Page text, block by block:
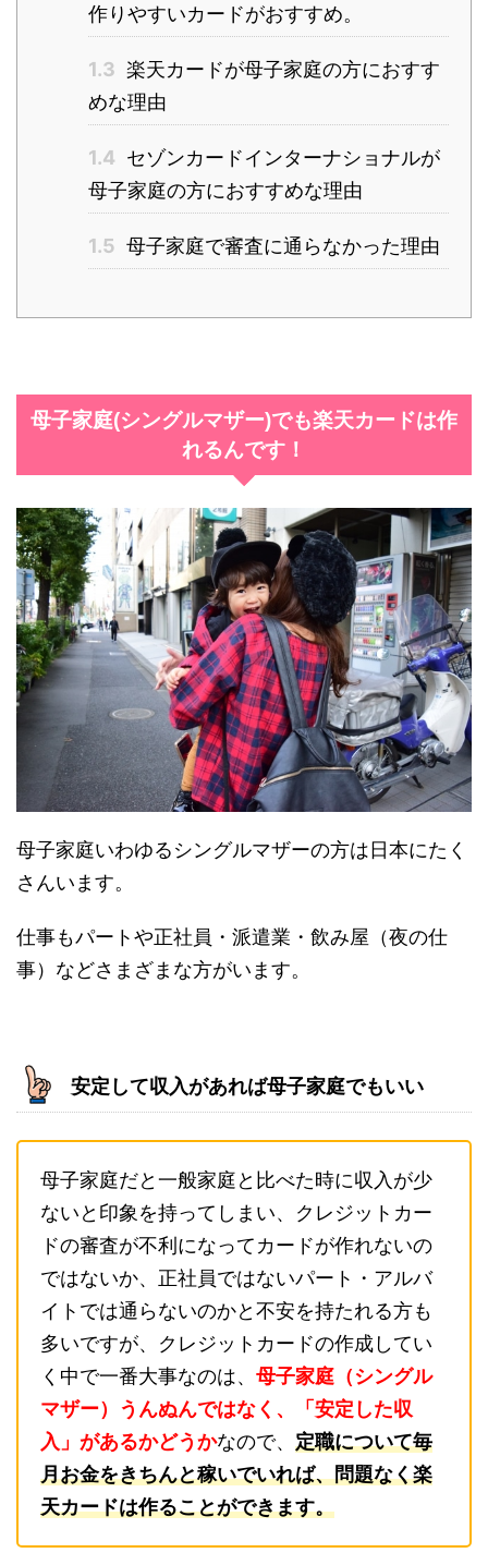
作りやすいカードがおすすめ。
1.3 楽天カードが母子家庭の方におすす
めな理由
1.4 セゾンカードインターナショナルが
母子家庭の方におすすめな理由
1.5 母子家庭で審査に通らなかった理由
母子家庭(シングルマザー)でも楽天カードは作
れるんです！
母子家庭いわゆるシングルマザーの方は日本にたく
さんいます。
仕事もパートや正社員・派遣業・飲み屋（夜の仕
事）などさまざまな方がいます。
安定して収入があれば母子家庭でもいい
母子家庭だと一般家庭と比べた時に収入が少
ないと印象を持ってしまい、クレジットカー
ドの審査が不利になってカードが作れないの
ではないか、正社員ではないパート・アルバ
イトでは通らないのかと不安を持たれる方も
多いですが、クレジットカードの作成してい
く中で一番大事なのは、 母子家庭（シングル
マザー）うんぬんではなく、「安定した収
入」があるかどうかなので、 定職について毎
月お金をきちんと稼いでいれば、問題なく楽
天カードは作ることができます。